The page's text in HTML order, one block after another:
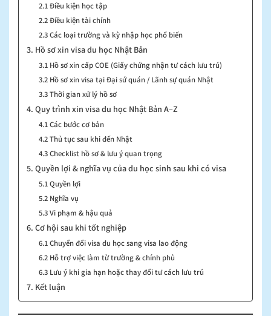
2.1 Điều kiện học tập
2.2 Điều kiện tài chính
2.3 Các loại trường và kỳ nhập học phổ biến
3. Hồ sơ xin visa du học Nhật Bản
3.1 Hồ sơ xin cấp COE (Giấy chứng nhận tư cách lưu trú)
3.2 Hồ sơ xin visa tại Đại sứ quán / Lãnh sự quán Nhật
3.3 Thời gian xử lý hồ sơ
4. Quy trình xin visa du học Nhật Bản A–Z
4.1 Các bước cơ bản
4.2 Thủ tục sau khi đến Nhật
4.3 Checklist hồ sơ & lưu ý quan trọng
5. Quyền lợi & nghĩa vụ của du học sinh sau khi có visa
5.1 Quyền lợi
5.2 Nghĩa vụ
5.3 Vi phạm & hậu quả
6. Cơ hội sau khi tốt nghiệp
6.1 Chuyển đổi visa du học sang visa lao động
6.2 Hỗ trợ việc làm từ trường & chính phủ
6.3 Lưu ý khi gia hạn hoặc thay đổi tư cách lưu trú
7. Kết luận